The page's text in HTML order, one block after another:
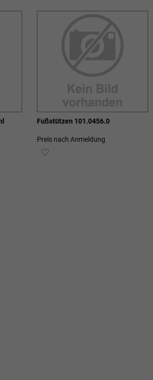
HINZUFÜGEN
Fußstützen 101.0456.0
Preis nach Anmeldung